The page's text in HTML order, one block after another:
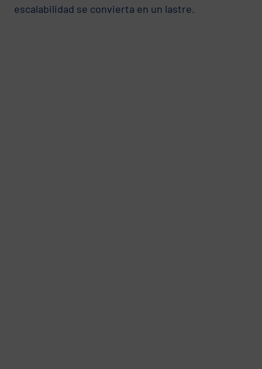
escalabilidad se convierta en un lastre.